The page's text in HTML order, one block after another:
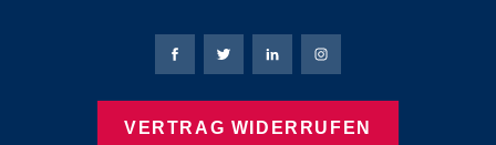
Bierbaum-Proenen Facebook-Seite
Bierbaum-Proenen Twitter Seite
Bierbaum-Proenen LinkedIn
Bierbaum-Proenen
VERTRAG WIDERRUFEN